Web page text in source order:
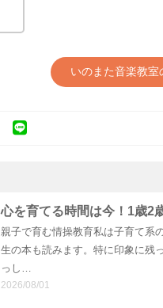
いのまた音楽教室
心を育てる時間は今！1歳2
親子で育む情操教育私は子育て系
生の本も読みます。特に印象に残
っし…
2026/08/01